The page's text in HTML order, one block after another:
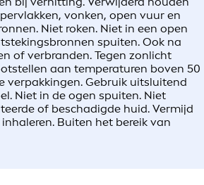
vonken, open vuur en
Niet roken. Niet in een open
spuiten. Ook na
of verbranden. Tegen zonlicht
aan temperaturen boven 50
verpakkingen. Gebruik uitsluitend
Niet in de ogen spuiten. Niet
of beschadigde huid. Vermijd
Buiten het bereik van